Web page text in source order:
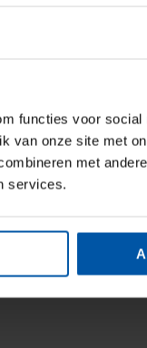
functies voor social
van onze site met
met
services.